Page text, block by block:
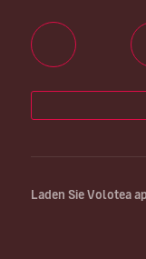
Laden Sie Volotea